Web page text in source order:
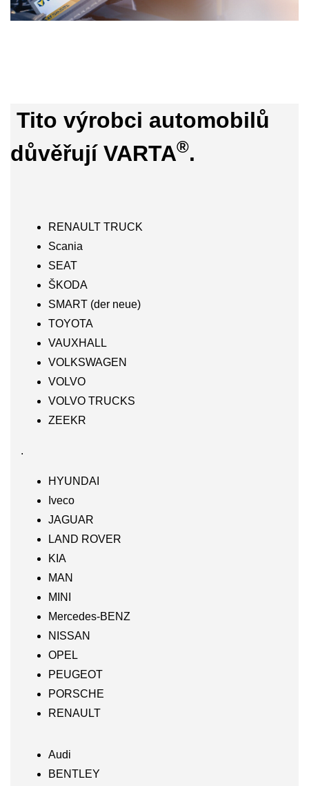
Tito výrobci automobilů
důvěřují VARTA®.
RENAULT TRUCK
Scania
SEAT
ŠKODA
SMART (der neue)
TOYOTA
VAUXHALL
VOLKSWAGEN
VOLVO
VOLVO TRUCKS
ZEEKR
.
HYUNDAI
Iveco
JAGUAR
LAND ROVER
KIA
MAN
MINI
Mercedes-BENZ
NISSAN
OPEL
PEUGEOT
PORSCHE
RENAULT
Audi
BENTLEY